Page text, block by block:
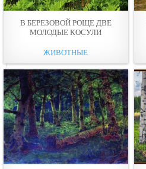
В БЕРЕЗОВОЙ РОЩЕ ДВЕ
МОЛОДЫЕ КОСУЛИ
ЖИВОТНЫЕ